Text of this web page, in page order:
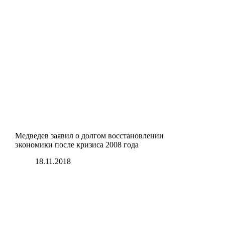
Медведев заявил о долгом восстановлении
экономики после кризиса 2008 года
18.11.2018